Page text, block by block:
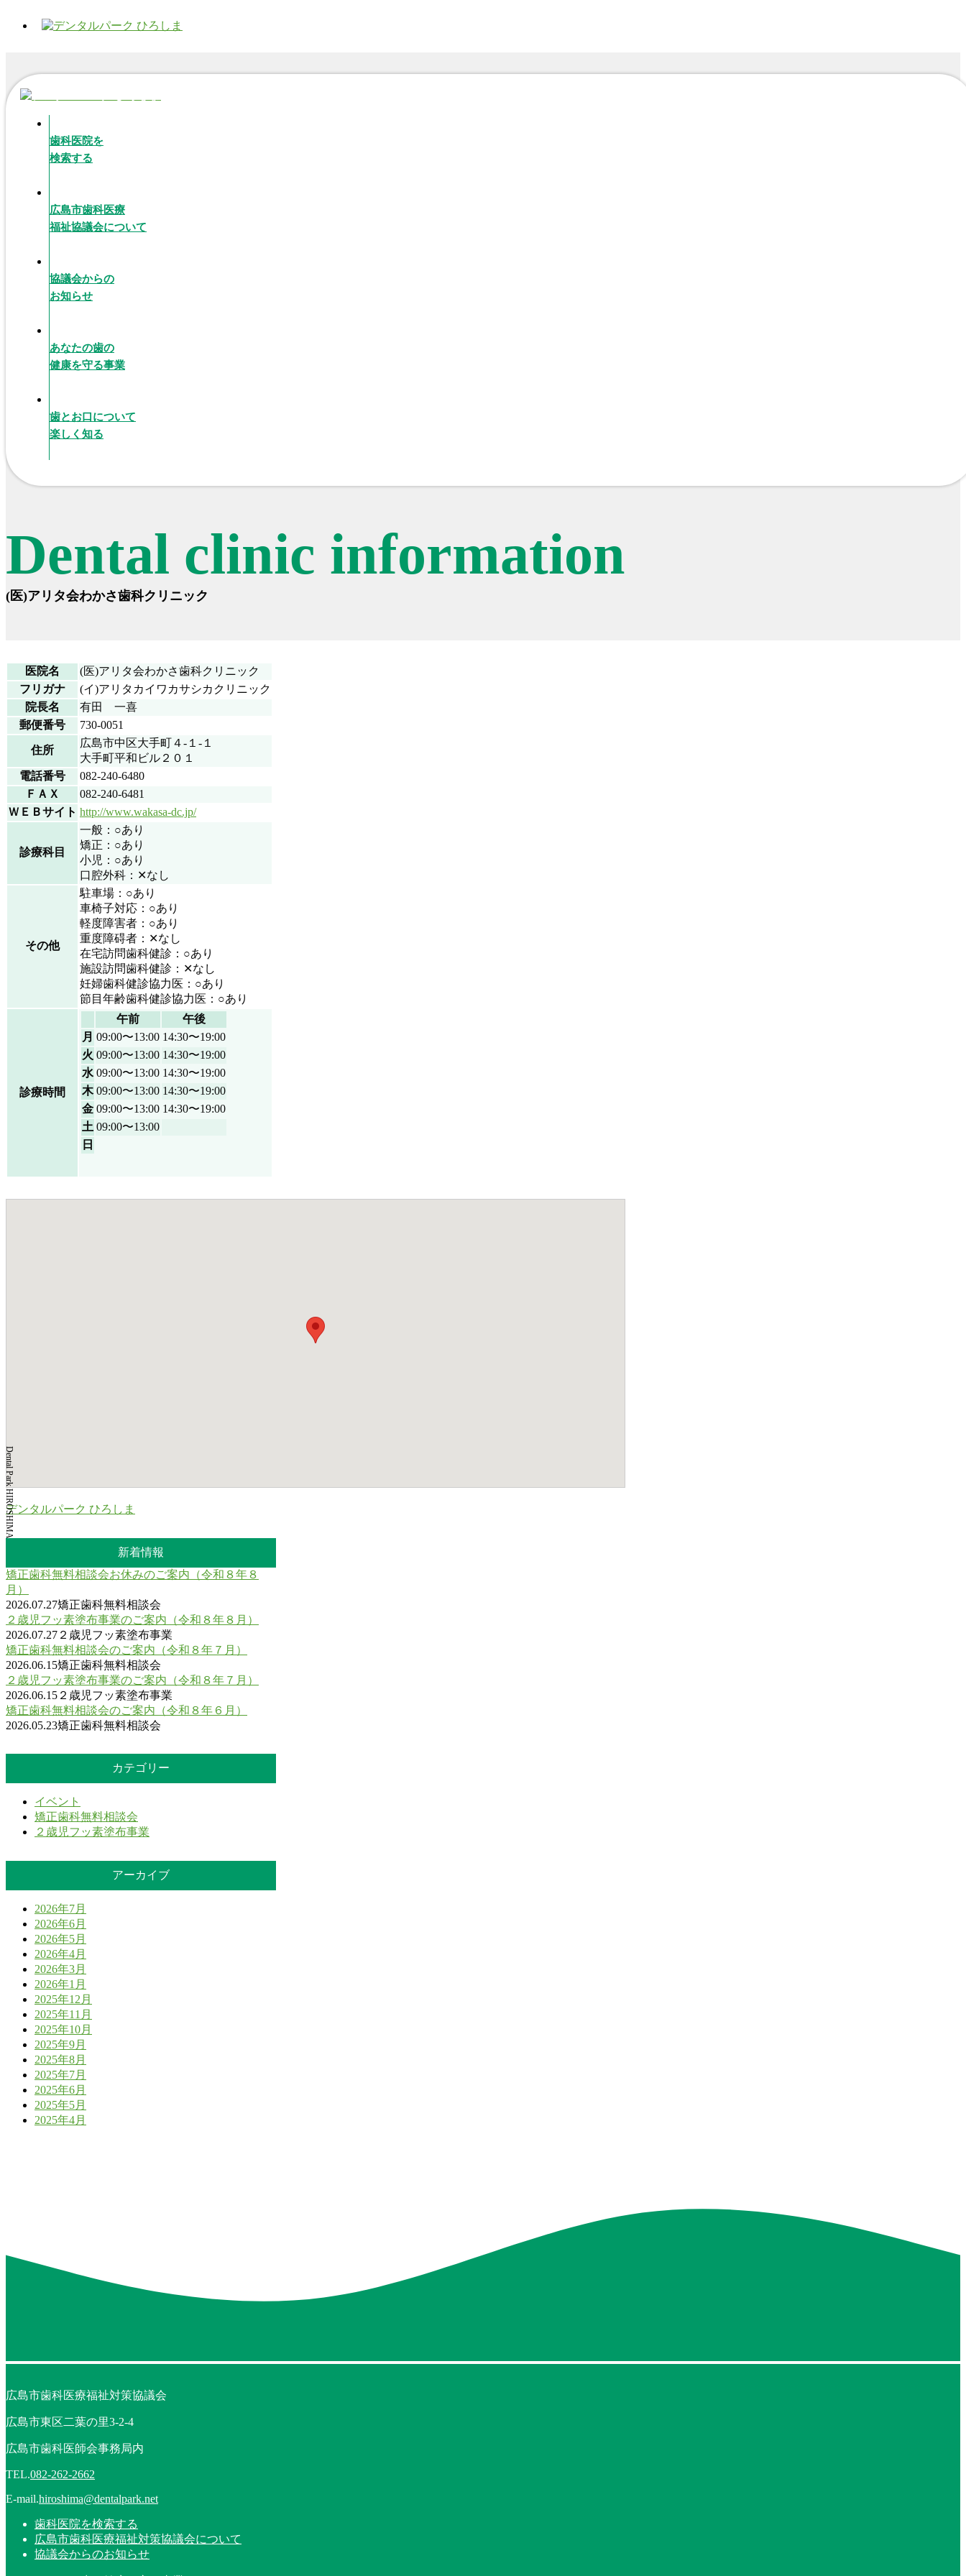
歯科医院を
検索する
広島市歯科医療
福祉協議会について
協議会からの
お知らせ
あなたの歯の
健康を守る事業
歯とお口について
楽しく知る
Dental Park HIROSHIMA
Dental clinic information
(医)アリタ会わかさ歯科クリニック
医院名
(医)アリタ会わかさ歯科クリニック
フリガナ
(イ)アリタカイワカサシカクリニック
院長名
有田 一喜
郵便番号
730-0051
住所
広島市中区大手町４-１-１
大手町平和ビル２０１
電話番号
082-240-6480
ＦＡＸ
082-240-6481
ＷＥＢサイト http://www.wakasa-dc.jp/
診療科目
一般：○あり
矯正：○あり
小児：○あり
口腔外科：✕なし
その他
駐車場：○あり
車椅子対応：○あり
軽度障害者：○あり
重度障碍者：✕なし
在宅訪問歯科健診：○あり
施設訪問歯科健診：✕なし
妊婦歯科健診協力医：○あり
節目年齢歯科健診協力医：○あり
診療時間
午前
午後
月 09:00〜13:00 14:30〜19:00
火 09:00〜13:00 14:30〜19:00
水 09:00〜13:00 14:30〜19:00
木 09:00〜13:00 14:30〜19:00
金 09:00〜13:00 14:30〜19:00
土 09:00〜13:00
日
デンタルパーク ひろしま
新着情報
矯正歯科無料相談会お休みのご案内（令和８年８
月）
2026.07.27矯正歯科無料相談会
２歳児フッ素塗布事業のご案内（令和８年８月）
2026.07.27 ２歳児フッ素塗布事業
矯正歯科無料相談会のご案内（令和８年７月）
2026.06.15矯正歯科無料相談会
２歳児フッ素塗布事業のご案内（令和８年７月）
2026.06.15 ２歳児フッ素塗布事業
矯正歯科無料相談会のご案内（令和８年６月）
2026.05.23矯正歯科無料相談会
カテゴリー
イベント
矯正歯科無料相談会
２歳児フッ素塗布事業
アーカイブ
2026年7月
2026年6月
2026年5月
2026年4月
2026年3月
2026年1月
2025年12月
2025年11月
2025年10月
2025年9月
2025年8月
2025年7月
2025年6月
2025年5月
2025年4月
広島市歯科医療福祉対策協議会
広島市東区二葉の里3-2-4
広島市歯科医師会事務局内
TEL.082-262-2662
E-mail.hiroshima@dentalpark.net
歯科医院を検索する
広島市歯科医療福祉対策協議会について
協議会からのお知らせ